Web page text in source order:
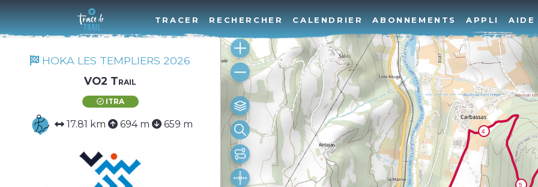
TRACER RECHERCHER CALENDRIER ABONNEMENTS APPLI AIDE
HOKA LES TEMPLIERS 2026
VO2 Trail
ITRA
17.81 km 694 m 659 m